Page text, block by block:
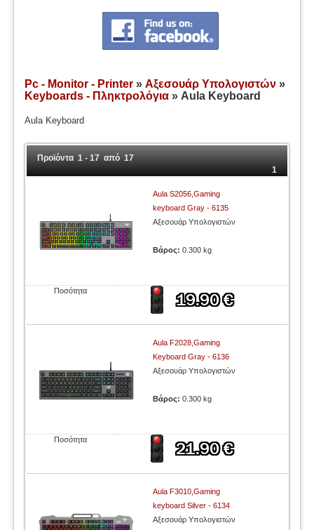
Pc - Monitor - Printer »Αξεσουάρ Υπολογιστών »
Keyboards - Πληκτρολόγια » Aula Keyboard
Aula Keyboard
Προϊόντα 1 - 17 από 17
1
Aula S2056,Gaming
keyboard Gray - 6135
Αξεσουάρ Υπολογιστών
Βάρος:0.300 kg
Ποσότητα
Aula F2028,Gaming
Keyboard Gray - 6136
Αξεσουάρ Υπολογιστών
Βάρος:0.300 kg
Ποσότητα
Aula F3010,Gaming
keyboard Silver - 6134
Αξεσουάρ Υπολογιστών